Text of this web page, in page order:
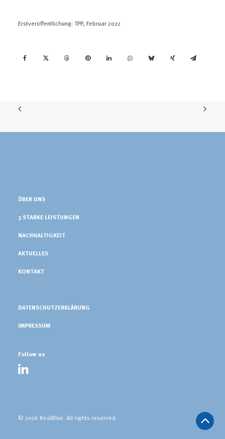
Erstveröffentlichung: TPP, Februar 2022
ÜBER UNS
3 STARKE LEISTUNGEN
NACHHALTIGKEIT
AKTUELLES
KONTAKT
DATENSCHUTZERKLÄRUNG
IMPRESSUM
Follow us
© 2026 RealBlue. All rights reserved